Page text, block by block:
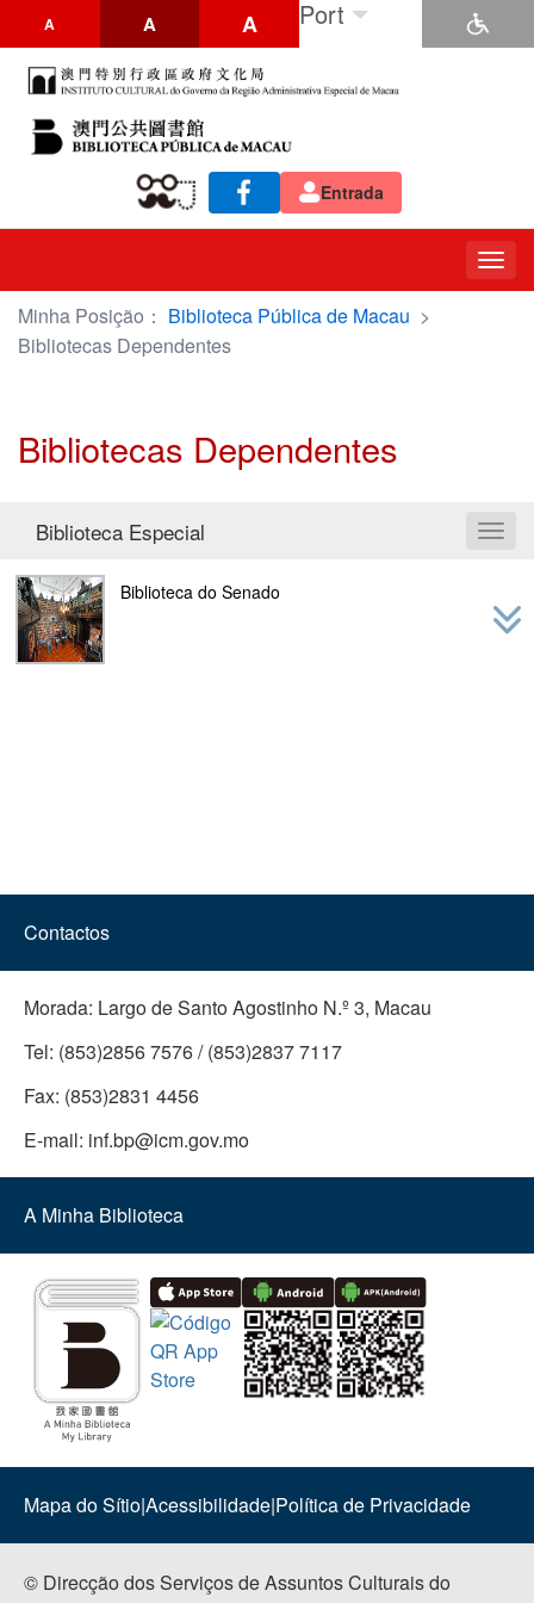
A A A Port
Entrada
Minha Posição： Biblioteca Pública de Macau >
Bibliotecas Dependentes
Bibliotecas Dependentes
Biblioteca Especial
Biblioteca do Senado
Contactos
Morada: Largo de Santo Agostinho N.º 3, Macau
Tel: (853)2856 7576 / (853)2837 7117
Fax: (853)2831 4456
E-mail: inf.bp@icm.gov.mo
A Minha Biblioteca
Mapa do Sítio|Acessibilidade|Política de Privacidade
© Direcção dos Serviços de Assuntos Culturais do